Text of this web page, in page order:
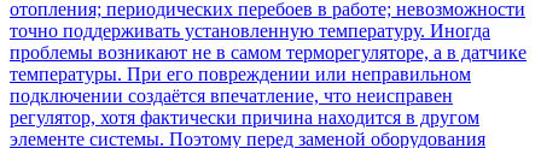
отопления; периодических перебоев в работе; невозможности
точно поддерживать установленную температуру. Иногда
проблемы возникают не в самом терморегуляторе, а в датчике
температуры. При его повреждении или неправильном
подключении создаётся впечатление, что неисправен
регулятор, хотя фактически причина находится в другом
элементе системы. Поэтому перед заменой оборудования